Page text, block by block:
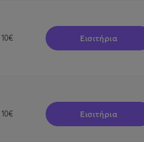
10€ Εισιτήρια
10€ Εισιτήρια